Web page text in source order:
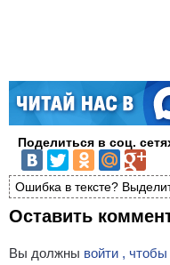
Поделиться в соц.
Ошибка в тексте?
Оставить
Вы должны войти ,